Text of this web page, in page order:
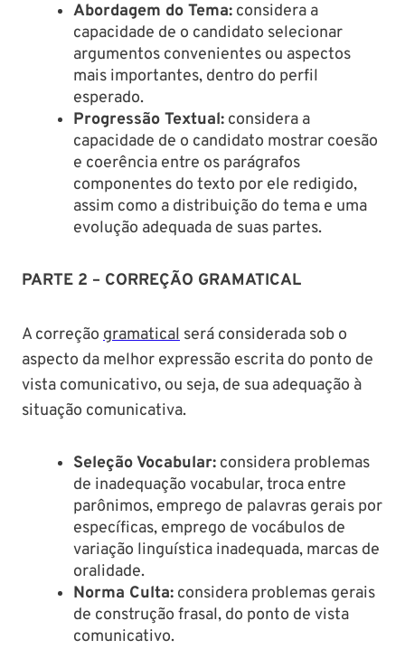
Abordagem do Tema: considera a
capacidade de o candidato selecionar
argumentos convenientes ou aspectos
mais importantes, dentro do perfil
esperado.
Progressão Textual: considera a
capacidade de o candidato mostrar coesão
e coerência entre os parágrafos
componentes do texto por ele redigido,
assim como a distribuição do tema e uma
evolução adequada de suas partes.
PARTE 2 – CORREÇÃO GRAMATICAL
A correção gramatical será considerada sob o
aspecto da melhor expressão escrita do ponto de
vista comunicativo, ou seja, de sua adequação à
situação comunicativa.
Seleção Vocabular: considera problemas
de inadequação vocabular, troca entre
parônimos, emprego de palavras gerais por
específicas, emprego de vocábulos de
variação linguística inadequada, marcas de
oralidade.
Norma Culta: considera problemas gerais
de construção frasal, do ponto de vista
comunicativo.